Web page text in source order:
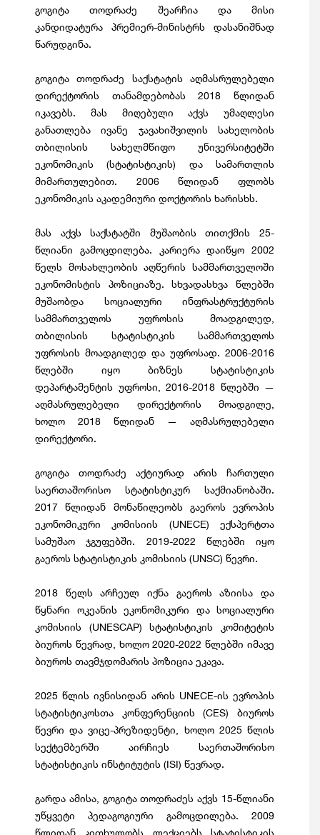
გოგიტა თოდრაძე შეარჩია და მისი
კანდიდატურა პრემიერ-მინისტრს დასანიშნად
წარუდგინა.
გოგიტა თოდრაძე საქსტატის აღმასრულებელი
დირექტორის თანამდებობას 2018 წლიდან
იკავებს. მას მიღებული აქვს უმაღლესი
განათლება ივანე ჯავახიშვილის სახელობის
თბილისის სახელმწიფო უნივერსიტეტში
ეკონომიკის (სტატისტიკის) და სამართლის
მიმართულებით. 2006 წლიდან ფლობს
ეკონომიკის აკადემიური დოქტორის ხარისხს.
მას აქვს საქსტატში მუშაობის თითქმის 25-
წლიანი გამოცდილება. კარიერა დაიწყო 2002
წელს მოსახლეობის აღწერის სამმართველოში
ეკონომისტის პოზიციაზე. სხვადასხვა წლებში
მუშაობდა სოციალური ინფრასტრუქტურის
სამმართველოს უფროსის მოადგილედ,
თბილისის სტატისტიკის სამმართველოს
უფროსის მოადგილედ და უფროსად. 2006-2016
წლებში იყო ბიზნეს სტატისტიკის
დეპარტამენტის უფროსი, 2016-2018 წლებში —
აღმასრულებელი დირექტორის მოადგილე,
ხოლო 2018 წლიდან — აღმასრულებელი
დირექტორი.
გოგიტა თოდრაძე აქტიურად არის ჩართული
საერთაშორისო სტატისტიკურ საქმიანობაში.
2017 წლიდან მონაწილეობს გაეროს ევროპის
ეკონომიკური კომისიის (UNECE) ექსპერტთა
სამუშაო ჯგუფებში. 2019-2022 წლებში იყო
გაეროს სტატისტიკის კომისიის (UNSC) წევრი.
2018 წელს არჩეულ იქნა გაეროს აზიისა და
წყნარი ოკეანის ეკონომიკური და სოციალური
კომისიის (UNESCAP) სტატისტიკის კომიტეტის
ბიუროს წევრად, ხოლო 2020-2022 წლებში იმავე
ბიუროს თავმჯდომარის პოზიცია ეკავა.
2025 წლის ივნისიდან არის UNECE-ის ევროპის
სტატისტიკოსთა კონფერენციის (CES) ბიუროს
წევრი და ვიცე-პრეზიდენტი, ხოლო 2025 წლის
სექტემბერში აირჩიეს საერთაშორისო
სტატისტიკის ინსტიტუტის (ISI) წევრად.
გარდა ამისა, გოგიტა თოდრაძეს აქვს 15-წლიანი
უწყვეტი პედაგოგიური გამოცდილება. 2009